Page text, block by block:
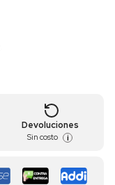
Devoluciones
Sin costo i